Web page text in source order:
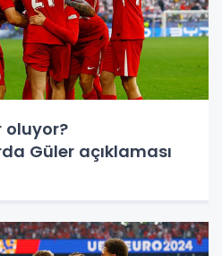
oluyor?
Güler açıklaması